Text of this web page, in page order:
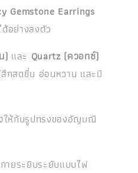
Gemstone Earrings
อย่างลงตัว
) และ Quartz (ควอทซ์)
กสดชื่น อ่อนหวาน และมี
ให้กับรูปทรงของอัญมณี
ายระยิบระยับแบบไฟ